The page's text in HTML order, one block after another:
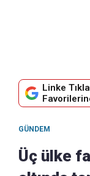
Linke
GÜNDEM
Üç ülke